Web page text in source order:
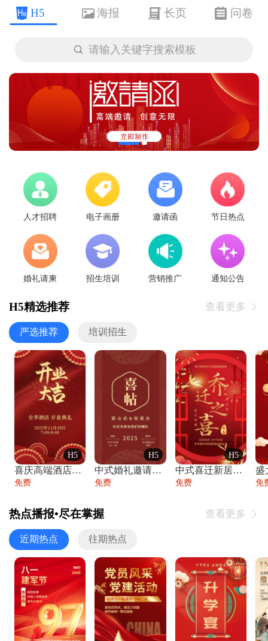
H5 海报 长页 问卷
 请输入关键字搜索模板
人才招聘 电子画册 邀请函 节日热点
婚礼请柬 招生培训 营销推广 通知公告
H5精选推荐 查看更多 
严选推荐 培训招生
H5
喜庆高端酒店开业大吉邀请函
免费
H5
中式婚礼邀请函中国风传统复古婚礼请柬请帖
免费
H5
中式喜迁新居乔迁之喜邀请函宴会请帖
免费 免
热点播报•尽在掌握 查看更多 
近期热点 往期热点